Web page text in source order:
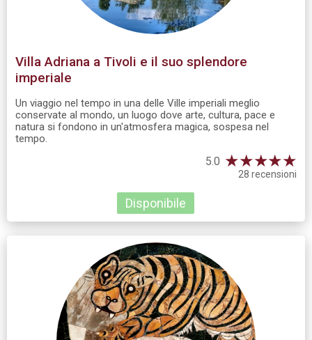
Villa Adriana a Tivoli e il suo splendore
imperiale
Un viaggio nel tempo in una delle Ville imperiali meglio
conservate al mondo, un luogo dove arte, cultura, pace e
natura si fondono in un'atmosfera magica, sospesa nel
tempo.
5.0 ★★★★★
28 recensioni
Disponibile